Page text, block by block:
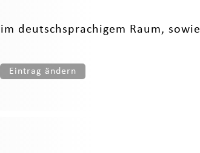
deutschsprachigem Raum,
Eintrag ändern